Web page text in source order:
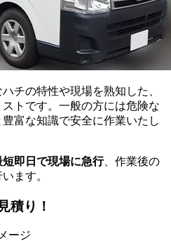
チの特性や現場を熟知した、
トです。一般の方には危険な
富な知識で安全に作業いたし
短即日で現場に急行、作業後の
ます。
積り！